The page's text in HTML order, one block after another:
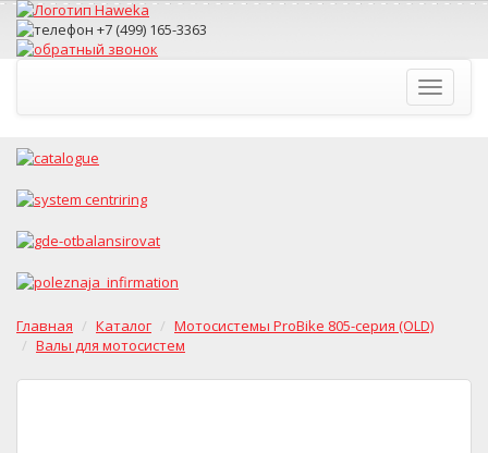
Toggle
Главная Каталог
Мотосистемы ProBike 805-серия (OLD)
Валы для мотосистем